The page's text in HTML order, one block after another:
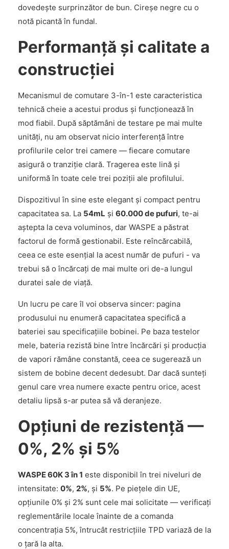
dovedește surprinzător de bun. Cireșe negre cu o
notă picantă în fundal.
Performanță și calitate a
construcției
Mecanismul de comutare 3-în-1 este caracteristica
tehnică cheie a acestui produs și funcționează în
mod fiabil. După săptămâni de testare pe mai multe
unități, nu am observat nicio interferență între
profilurile celor trei camere — fiecare comutare
asigură o tranziție clară. Tragerea este lină și
uniformă în toate cele trei poziții ale profilului.
Dispozitivul în sine este elegant și compact pentru
capacitatea sa. La 54mL și 60.000 de pufuri, te-ai
aștepta la ceva voluminos, dar WASPE a păstrat
factorul de formă gestionabil. Este reîncărcabilă,
ceea ce este esențial la acest număr de pufuri - va
trebui să o încărcați de mai multe ori de-a lungul
duratei sale de viață.
Un lucru pe care îl voi observa sincer: pagina
produsului nu enumeră capacitatea specifică a
bateriei sau specificațiile bobinei. Pe baza testelor
mele, bateria rezistă bine între încărcări și producția
de vapori rămâne constantă, ceea ce sugerează un
sistem de bobine decent dedesubt. Dar dacă sunteți
genul care vrea numere exacte pentru orice, acest
detaliu lipsă s-ar putea să vă deranjeze.
Opțiuni de rezistență —
0%, 2% și 5%
WASPE 60K 3 în 1 este disponibil în trei niveluri de
intensitate: 0%, 2%, și 5%. Pe piețele din UE,
opțiunile 0% și 2% sunt cele mai solicitate — verificați
reglementările locale înainte de a comanda
concentrația 5%, întrucât restricțiile TPD variază de la
o țară la alta.